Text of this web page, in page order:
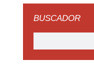
BUSCADOR